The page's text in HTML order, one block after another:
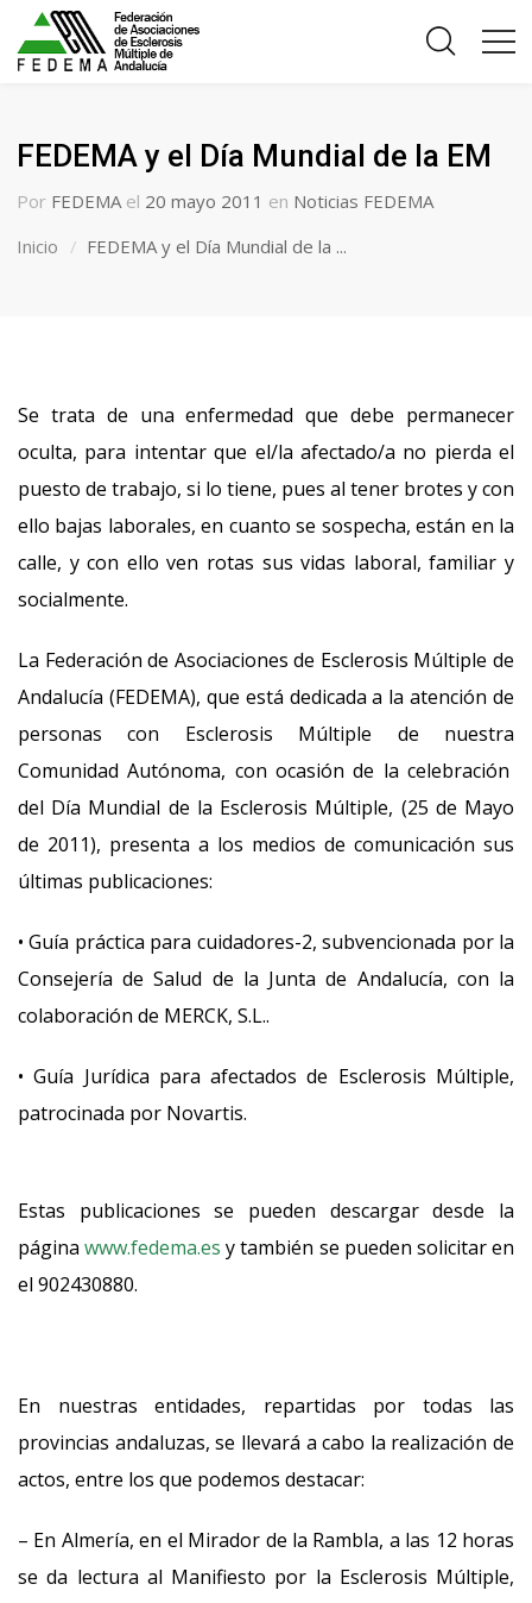
FEDEMA y el Día Mundial de la EM
Por FEDEMA el 20 mayo 2011 en Noticias FEDEMA
Inicio
FEDEMA y el Día Mundial de la ...
Se trata de una enfermedad que debe permanecer
oculta, para intentar que el/la afectado/a no pierda el
puesto de trabajo, si lo tiene, pues al tener brotes y con
ello bajas laborales, en cuanto se sospecha, están en la
calle, y con ello ven rotas sus vidas laboral, familiar y
socialmente.
La Federación de Asociaciones de Esclerosis Múltiple de
Andalucía (FEDEMA), que está dedicada a la atención de
personas con Esclerosis Múltiple de nuestra
Comunidad Autónoma, con ocasión de la celebración
del Día Mundial de la Esclerosis Múltiple, (25 de Mayo
de 2011), presenta a los medios de comunicación sus
últimas publicaciones:
• Guía práctica para cuidadores-2, subvencionada por la
Consejería de Salud de la Junta de Andalucía, con la
colaboración de MERCK, S.L..
• Guía Jurídica para afectados de Esclerosis Múltiple,
patrocinada por Novartis.
Estas publicaciones se pueden descargar desde la
páginawww.fedema.es y también se pueden solicitar en
el 902430880.
En nuestras entidades, repartidas por todas las
provincias andaluzas, se llevará a cabo la realización de
actos, entre los que podemos destacar:
– En Almería, en el Mirador de la Rambla, a las 12 horas
se da lectura al Manifiesto por la Esclerosis Múltiple,